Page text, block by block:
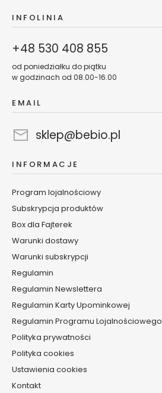
M
a
s
e
c
z
i
d
o
t
a
z
y
S
e
r
m
d
o
w
a
r
z
INFOLINIA
+48 530 408 855
od poniedziałku do piątku
w godzinach od 08.00-16.00
EMAIL
sklep@bebio.pl
INFORMACJE
Program lojalnościowy
Subskrypcja produktów
Box dla Fajterek
Warunki dostawy
Warunki subskrypcji
Regulamin
Regulamin Newslettera
Regulamin Karty Upominkowej
Regulamin Programu Lojalnościowego
Polityka prywatności
Polityka cookies
Ustawienia cookies
Kontakt